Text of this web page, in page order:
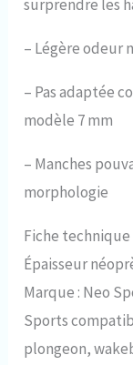
surprendre les
– Légère odeur
– Pas adaptée
modèle 7 mm
– Manches
morphologie
Fiche technique
Épaisseur
Marque : Neo
Sports
plongeon,